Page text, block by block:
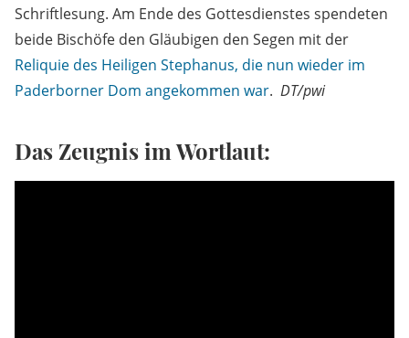
Schriftlesung. Am Ende des Gottesdienstes spendeten
beide Bischöfe den Gläubigen den Segen mit der
Reliquie des Heiligen Stephanus, die nun wieder im
Paderborner Dom angekommen war. DT/pwi
Das Zeugnis im Wortlaut: